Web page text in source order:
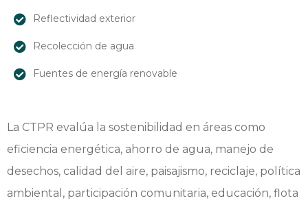
Reflectividad exterior
Recolección de agua
Fuentes de energía renovable
La CTPR evalúa la sostenibilidad en áreas como
eficiencia energética, ahorro de agua, manejo de
desechos, calidad del aire, paisajismo, reciclaje, política
ambiental, participación comunitaria, educación, flota